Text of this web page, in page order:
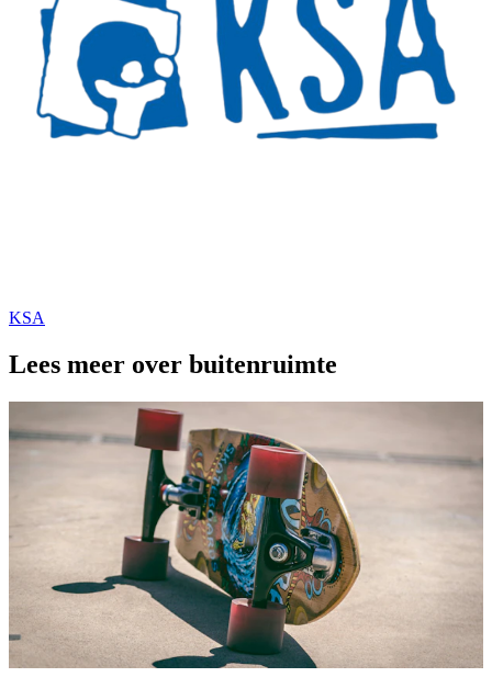
KSA
Lees meer over buitenruimte